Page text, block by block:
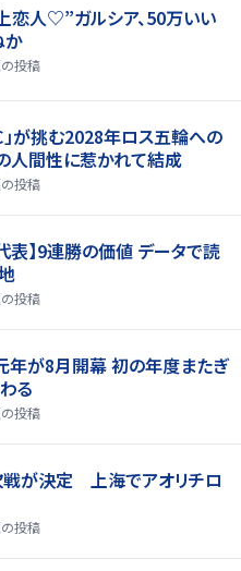
恋人♡”ガルシア、50万いい
か
投稿
が挑む2028年ロス五輪への
人間性に惹かれて結成
投稿
表】9連勝の価値 データで読
投稿
年が8月開幕 初の年度またぎ
る
投稿
戦が決定 上海でアオリチロ
投稿